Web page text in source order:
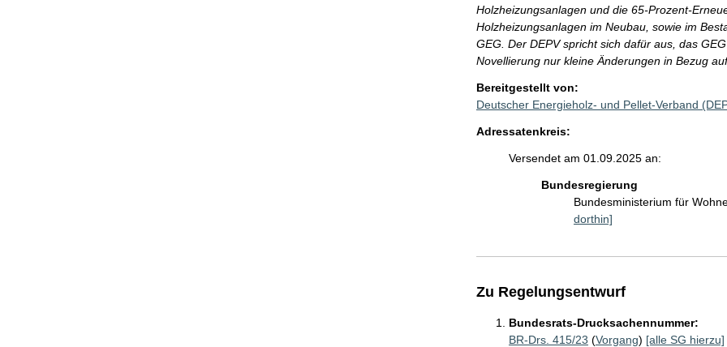
Holzheizungsanlagen und die 65-Prozent-
Holzheizungsanlagen im Neubau, sowie im
GEG. Der DEPV spricht sich dafür aus, das
Novellierung nur kleine Änderungen in Bezug
Bereitgestellt von:
Deutscher Energieholz- und Pellet-Verband
Adressatenkreis:
Versendet am 01.09.2025 an:
Bundesregierung
Bundesministerium für
dorthin]
Zu Regelungsentwurf
Bundesrats-Drucksachennummer:
BR-Drs. 415/23 (Vorgang) [alle SG hierzu]